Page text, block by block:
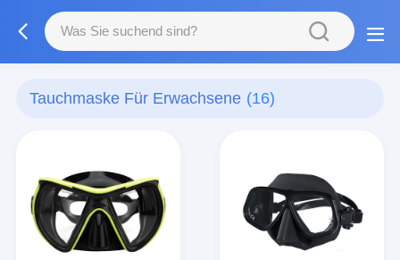
Tauchmaske Für Erwachsene (16)